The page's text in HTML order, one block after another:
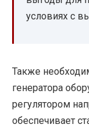
условиях с
Также
генератора
регулятором
обеспечивает